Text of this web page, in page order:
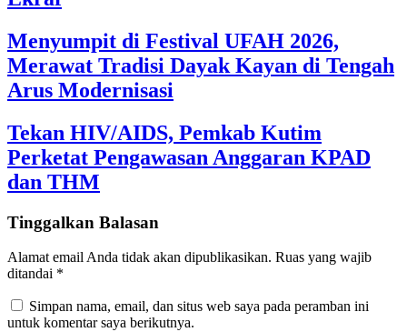
Menyumpit di Festival UFAH 2026,
Merawat Tradisi Dayak Kayan di Tengah
Arus Modernisasi
Tekan HIV/AIDS, Pemkab Kutim
Perketat Pengawasan Anggaran KPAD
dan THM
Tinggalkan Balasan
Alamat email Anda tidak akan dipublikasikan. Ruas yang wajib
ditandai *
Simpan nama, email, dan situs web saya pada peramban ini
untuk komentar saya berikutnya.